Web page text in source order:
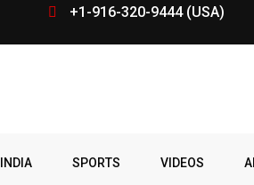
+1-916-320-9444 (USA)
INDIA SPORTS VIDEOS